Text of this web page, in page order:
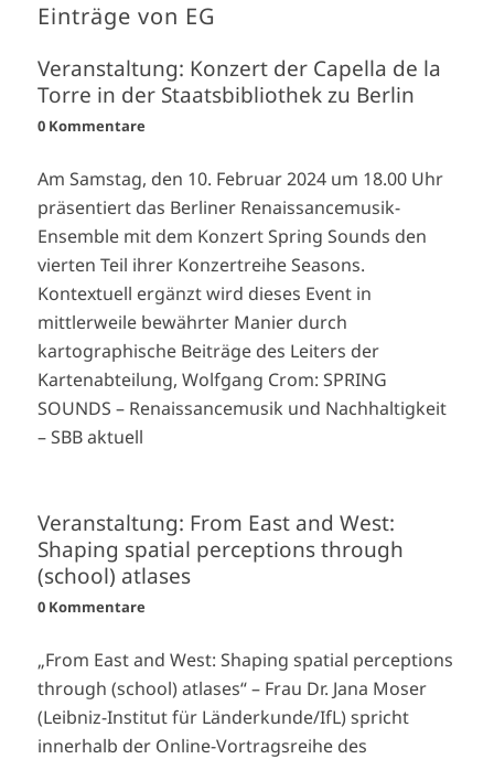
Einträge von EG
Veranstaltung: Konzert der Capella de la
Torre in der Staatsbibliothek zu Berlin
0 Kommentare
Am Samstag, den 10. Februar 2024 um 18.00 Uhr
präsentiert das Berliner Renaissancemusik-
Ensemble mit dem Konzert Spring Sounds den
vierten Teil ihrer Konzertreihe Seasons.
Kontextuell ergänzt wird dieses Event in
mittlerweile bewährter Manier durch
kartographische Beiträge des Leiters der
Kartenabteilung, Wolfgang Crom: SPRING
SOUNDS – Renaissancemusik und Nachhaltigkeit
– SBB aktuell
Veranstaltung: From East and West:
Shaping spatial perceptions through
(school) atlases
0 Kommentare
„From East and West: Shaping spatial perceptions
through (school) atlases“ – Frau Dr. Jana Moser
(Leibniz-Institut für Länderkunde/IfL) spricht
innerhalb der Online-Vortragsreihe des